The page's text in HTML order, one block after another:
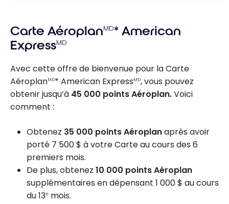
Carte AéroplanMD* American
ExpressMD
Avec cette offre de bienvenue pour la Carte
AéroplanMD* American ExpressMD, vous pouvez
obtenir jusqu’à 45 000 points Aéroplan.Voici
comment :
Obtenez 35 000 points Aéroplanaprès avoir
porté 7 500 $ à votre Carte au cours des 6
premiers mois.
De plus, obtenez 10 000 points Aéroplan
supplémentaires en dépensant 1 000 $ au cours
du 13e mois.